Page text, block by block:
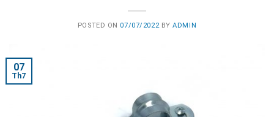
POSTED ON 07/07/2022 BYADMIN
07
Th7